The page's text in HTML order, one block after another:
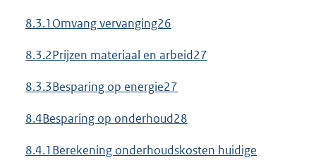
8.3.1Omvang vervanging26
8.3.2Prijzen materiaal en arbeid27
8.3.3Besparing op energie27
8.4Besparing op onderhoud28
8.4.1Berekening onderhoudskosten huidige